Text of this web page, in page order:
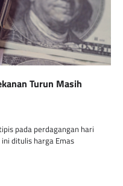
Turun Masih
pada perdagangan hari
ditulis harga Emas